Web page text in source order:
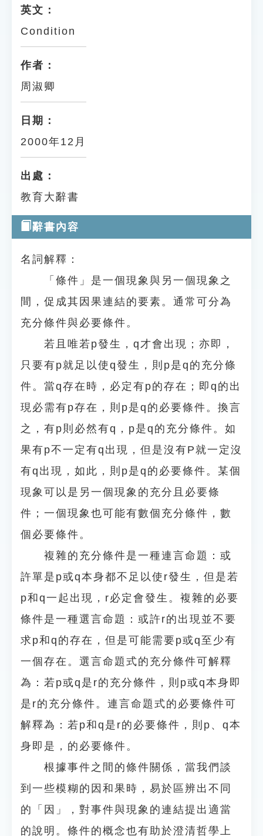
英文：
Condition
作者：
周淑卿
日期：
2000年12月
出處：
教育大辭書
辭書內容
名詞解釋：
「條件」是一個現象與另一個現象之
間，促成其因果連結的要素。通常可分為
充分條件與必要條件。
若且唯若p發生，q才會出現；亦即，
只要有p就足以使q發生，則p是q的充分條
件。當q存在時，必定有p的存在；即q的出
現必需有p存在，則p是q的必要條件。換言
之，有p則必然有q，p是q的充分條件。如
果有p不一定有q出現，但是沒有P就一定沒
有q出現，如此，則p是q的必要條件。某個
現象可以是另一個現象的充分且必要條
件；一個現象也可能有數個充分條件，數
個必要條件。
複雜的充分條件是一種連言命題：或
許單是p或q本身都不足以使r發生，但是若
p和q一起出現，r必定會發生。複雜的必要
條件是一種選言命題：或許r的出現並不要
求p和q的存在，但是可能需要p或q至少有
一個存在。選言命題式的充分條件可解釋
為：若p或q是r的充分條件，則p或q本身即
是r的充分條件。連言命題式的必要條件可
解釋為：若p和q是r的必要條件，則p、q本
身即是，的必要條件。
根據事件之間的條件關係，當我們談
到一些模糊的因和果時，易於區辨出不同
的「因」，對事件與現象的連結提出適當
的說明。條件的概念也有助於澄清哲學上